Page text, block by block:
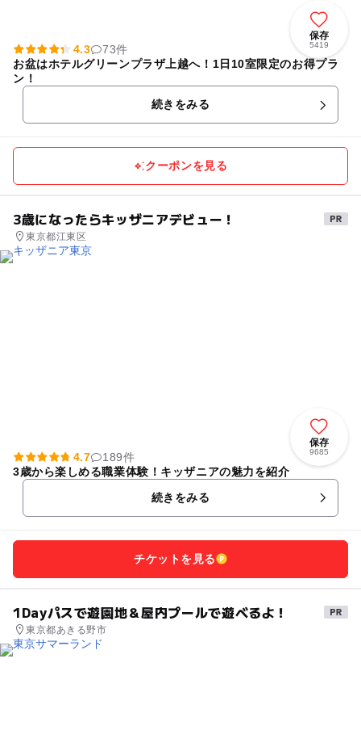
保存
5419
4.3
73件
お盆はホテルグリーンプラザ上越へ！1日10室限定のお得プラ
ン！
続きをみる
クーポンを見る
3歳になったらキッザニアデビュー！
東京都江東区
保存
9685
4.7
189件
3歳から楽しめる職業体験！キッザニアの魅力を紹介
続きをみる
チケットを見る
1Dayパスで遊園地＆屋内プールで遊べるよ！
東京都あきる野市